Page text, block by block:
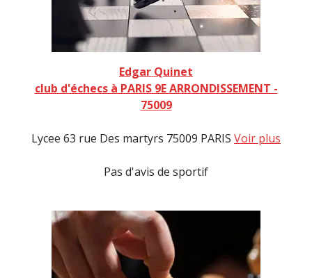
Edgar Quinet
club d'échecs à PARIS 9E ARRONDISSEMENT -
75009
Lycee 63 rue Des martyrs 75009 PARIS Voir plus
Pas d'avis de sportif